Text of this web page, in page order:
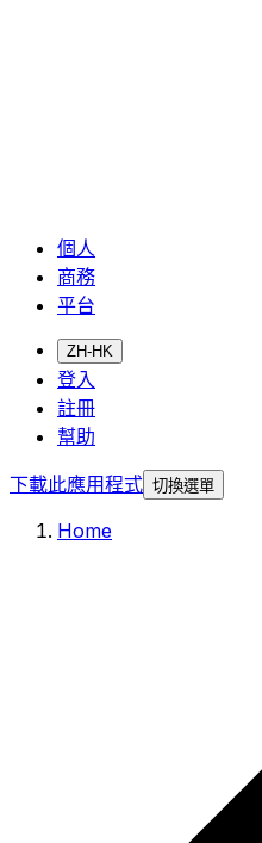
個人
商務
平台
ZH-HK
登入
註冊
幫助
下載此應用程式 切換選單
Home